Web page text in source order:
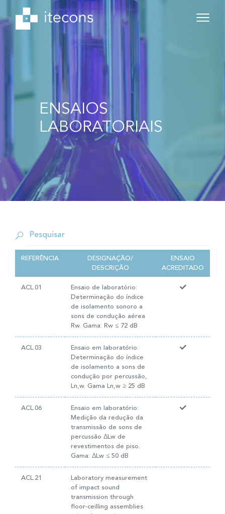
ENSAIOS
LABORATORIAIS
REFERÊNCIA
DESIGNAÇÃO/
DESCRIÇÃO
ENSAIO
ACREDITADO
ACL.01
Ensaio de laboratório:
Determinação do índice
de isolamento sonoro a
sons de condução aérea
Rw. Gama: Rw ≤ 72 dB
ACL.03
Ensaio em laboratório:
Determinação do índice
de isolamento a sons de
condução por percussão,
Ln,w. Gama Ln,w ≥ 25 dB
ACL.06
Ensaio em laboratório:
Medição da redução da
transmissão de sons de
percussão ∆Lw de
revestimentos de piso.
Gama: ∆Lw ≤ 50 dB
ACL.21
Laboratory measurement
of impact sound
transmission through
floor-ceilling assemblies